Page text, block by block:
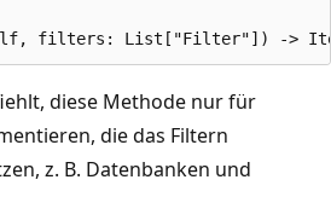
diese Methode nur für
die das Filtern
z. B. Datenbanken und